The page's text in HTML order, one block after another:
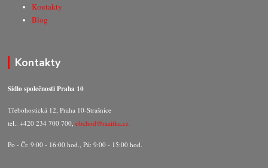
Kontakty
Blog
Kontakty
Sídlo společnosti Praha 10
Třebohostická 12, Praha 10-Strašnice
tel.: +420 234 700 700,obchod@razitka.cz
Po - Čt: 9:00 - 16:00 hod., Pá: 9:00 - 15:00 hod.